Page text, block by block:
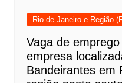
Rio de Janeiro e Região
Vaga de
empresa
Bandeirantes em